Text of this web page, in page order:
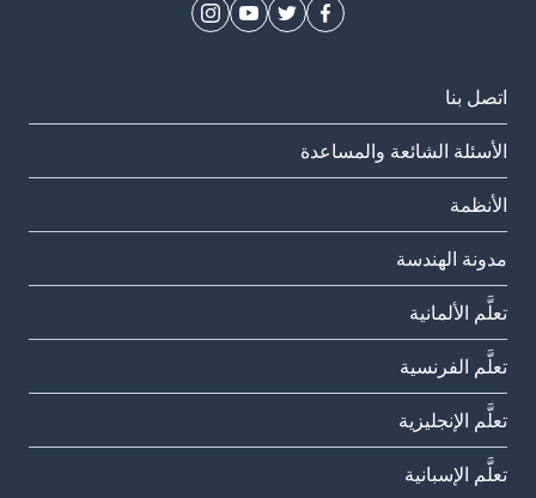
اتصل بنا
الأسئلة الشائعة والمساعدة
الأنظمة
مدونة الهندسة
تعلَّم الألمانية
تعلَّم الفرنسية
تعلَّم الإنجليزية
تعلَّم الإسبانية